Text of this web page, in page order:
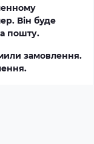
Він буде
пошту.
замовлення.